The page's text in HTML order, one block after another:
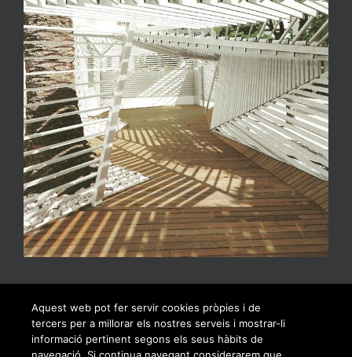
Aquest web pot fer servir cookies pròpies i de
tercers per a millorar els nostres serveis i mostrar-li
informació pertinent segons els seus hàbits de